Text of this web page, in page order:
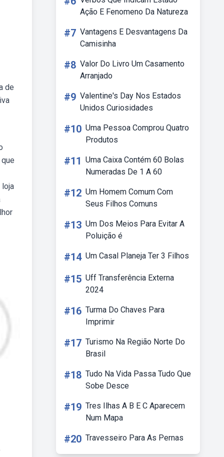
de
loja
Ação E Fenomeno Da Natureza
#7 Vantagens E Desvantagens Da
Camisinha
#8 Valor Do Livro Um Casamento
Arranjado
#9 Valentine's Day Nos Estados
Unidos Curiosidades
#10 Uma Pessoa Comprou Quatro
Produtos
#11 Uma Caixa Contém 60 Bolas
Numeradas De 1 A 60
#12 Um Homem Comum Com
Seus Filhos Comuns
#13 Um Dos Meios Para Evitar A
Poluição é
#14 Um Casal Planeja Ter 3 Filhos
#15 Uff Transferência Externa
2024
#16 Turma Do Chaves Para
Imprimir
#17 Turismo Na Região Norte Do
Brasil
#18 Tudo Na Vida Passa Tudo Que
Sobe Desce
#19 Tres Ilhas A B E C Aparecem
Num Mapa
#20 Travesseiro Para As Pernas